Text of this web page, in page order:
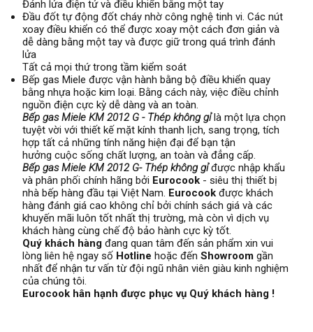
Đánh lửa điện tử và điều khiển bằng một tay
Đầu đốt tự động đốt cháy nhờ công nghệ tinh vi. Các nút
xoay điều khiển có thể được xoay một cách đơn giản và
dễ dàng bằng một tay và được giữ trong quá trình đánh
lửa
Tất cả mọi thứ trong tầm kiểm soát
Bếp gas Miele được vận hành bằng bộ điều khiển quay
bằng nhựa hoặc kim loại. Bằng cách này, việc điều chỉnh
nguồn điện cực kỳ dễ dàng và an toàn.
Bếp gas Miele KM 2012 G - Thép không gỉlà một lựa chọn
tuyệt vời với thiết kế mặt kính thanh lịch, sang trọng, tích
hợp tất cả những tính năng hiện đại để bạn tận
hưởng cuộc sống chất lượng, an toàn và đẳng cấp.
Bếp gas Miele KM 2012 G- Thép không gỉđược nhập khẩu
và phân phối chính hãng bởi Eurocook - siêu thị thiết bị
nhà bếp hàng đầu tại Việt Nam. Eurocook được khách
hàng đánh giá cao không chỉ bởi chính sách giá và các
khuyến mãi luôn tốt nhất thị trường, mà còn vì dịch vụ
khách hàng cùng chế độ bảo hành cực kỳ tốt.
Quý khách hàng đang quan tâm đến sản phẩm xin vui
lòng liên hệ ngay số Hotline hoặc đến Showroom gần
nhất để nhận tư vấn từ đội ngũ nhân viên giàu kinh nghiệm
của chúng tôi.
Eurocook hân hạnh được phục vụ Quý khách hàng !